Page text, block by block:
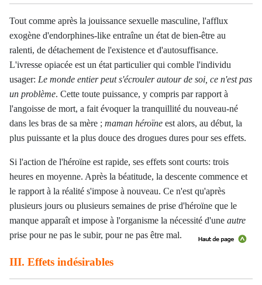
Tout comme après la jouissance sexuelle masculine, l'afflux
exogène d'endorphines-like entraîne un état de bien-être au
ralenti, de détachement de l'existence et d'autosuffisance.
L'ivresse opiacée est un état particulier qui comble l'individu
usager: Le monde entier peut s'écrouler autour de soi, ce n'est pas
un problème. Cette toute puissance, y compris par rapport à
l'angoisse de mort, a fait évoquer la tranquillité du nouveau-né
dans les bras de sa mère ; maman héroïne est alors, au début, la
plus puissante et la plus douce des drogues dures pour ses effets.
Si l'action de l'héroïne est rapide, ses effets sont courts: trois
heures en moyenne. Après la béatitude, la descente commence et
le rapport à la réalité s'impose à nouveau. Ce n'est qu'après
plusieurs jours ou plusieurs semaines de prise d'héroïne que le
manque apparaît et impose à l'organisme la nécessité d'une autre
prise pour ne pas le subir, pour ne pas être mal.
III. Effets indésirables